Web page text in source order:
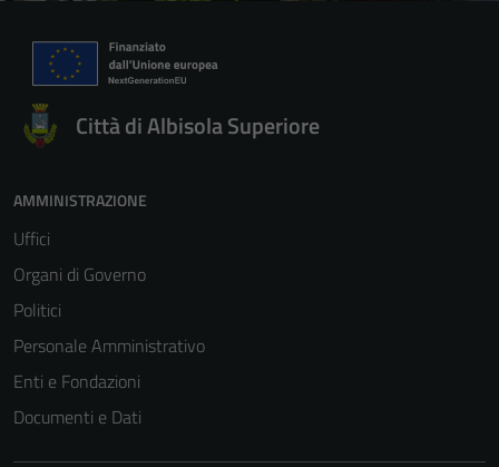
Città di Albisola Superiore
AMMINISTRAZIONE
Uffici
Organi di Governo
Politici
Personale Amministrativo
Enti e Fondazioni
Documenti e Dati